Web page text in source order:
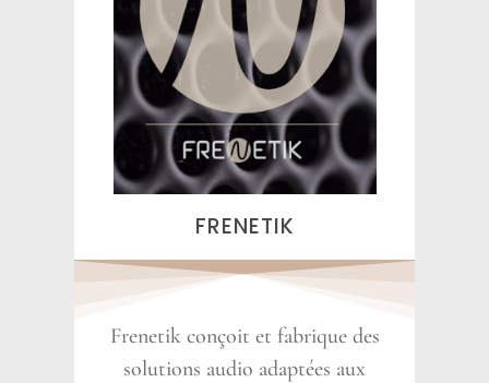
FRENETIK
Frenetik conçoit et fabrique des
solutions audio adaptées aux